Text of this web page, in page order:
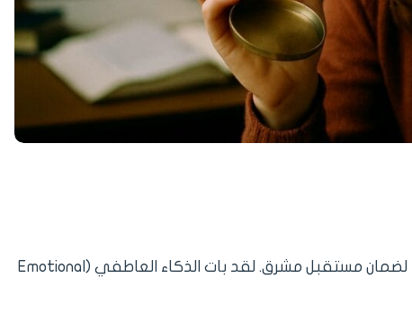
في عالمنا المتسارع، لم يعد النجاح الأكاديمي وحده كافياً لضمان مستقبل مشرق. لقد بات الذكاء العاطفي (Emotional